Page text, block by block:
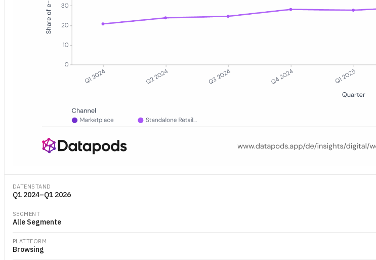
DATENSTAND
Q1 2024–Q1 2026
SEGMENT
Alle Segmente
PLATTFORM
Browsing